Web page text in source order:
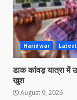
Haridwar
डाक कांवड़ यात्रा में
खुश
August 9, 2026